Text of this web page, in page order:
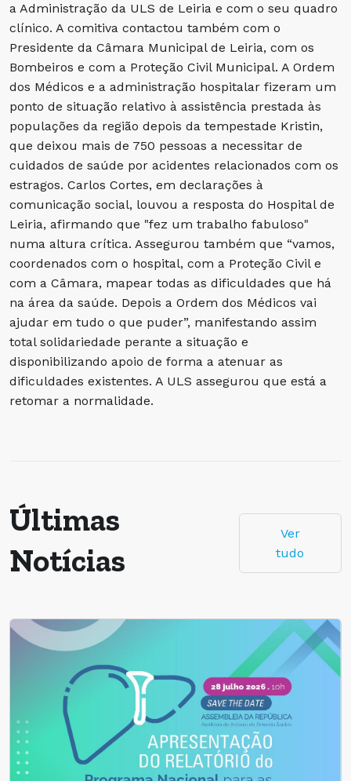
a Administração da ULS de Leiria e com o seu quadro
clínico. A comitiva contactou também com o
Presidente da Câmara Municipal de Leiria, com os
Bombeiros e com a Proteção Civil Municipal. A Ordem
dos Médicos e a administração hospitalar fizeram um
ponto de situação relativo à assistência prestada às
populações da região depois da tempestade Kristin,
que deixou mais de 750 pessoas a necessitar de
cuidados de saúde por acidentes relacionados com os
estragos. Carlos Cortes, em declarações à
comunicação social, louvou a resposta do Hospital de
Leiria, afirmando que "fez um trabalho fabuloso"
numa altura crítica. Assegurou também que “vamos,
coordenados com o hospital, com a Proteção Civil e
com a Câmara, mapear todas as dificuldades que há
na área da saúde. Depois a Ordem dos Médicos vai
ajudar em tudo o que puder”, manifestando assim
total solidariedade perante a situação e
disponibilizando apoio de forma a atenuar as
dificuldades existentes. A ULS assegurou que está a
retomar a normalidade.
Últimas
Notícias
Ver
tudo